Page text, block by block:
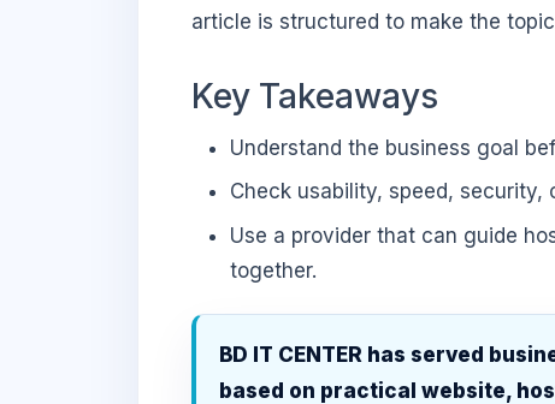
article is structured to make the
Key Takeaways
Understand the business goal
Check usability, speed,
Use a provider that can guide
together.
BD IT CENTER has served
based on practical website,